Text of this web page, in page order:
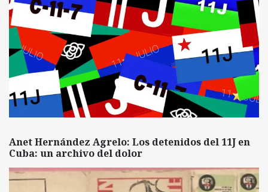
Anet Hernández Agrelo: Los detenidos del 11J en
Cuba: un archivo del dolor